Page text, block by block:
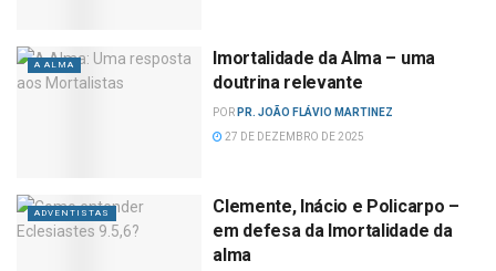
A ALMA
Imortalidade da Alma – uma
doutrina relevante
POR PR. JOÃO FLÁVIO MARTINEZ
27 DE DEZEMBRO DE 2025
ADVENTISTAS
Clemente, Inácio e Policarpo –
em defesa da Imortalidade da
alma